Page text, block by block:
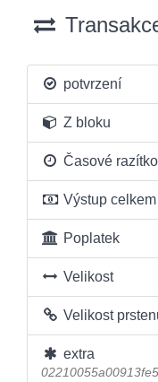
potvrzení
Z bloku
Časové razítko
Výstup celkem
Poplatek
Velikost
Velikost
extra